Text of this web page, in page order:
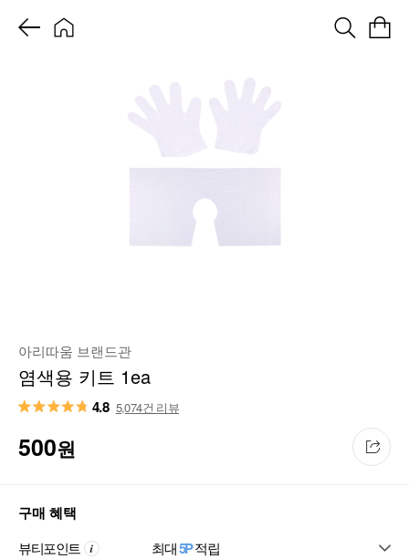
아리따움 브랜드관
염색용 키트 1ea
4.8 5,074건 리뷰
500원
구매 혜택
뷰티포인트 최대5P적립